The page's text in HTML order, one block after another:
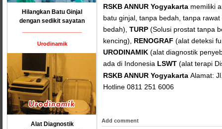
Hilangkan Batu Ginjal
dengan sedikit sayatan
Urodinamik
Alat Diagnostik
RSKB ANNUR Yogyakarta memiliki
batu ginjal, tanpa bedah, tanpa
bedah), TURP (Solusi prostat tanpa
kencing), RENOGRAF (alat deteksi
URODINAMIK (alat diagnostik
ada di Indonesia LSWT (alat terapi
RSKB ANNUR Yogyakarta Alamat:
Hotline 0811 251 6006
Add comment